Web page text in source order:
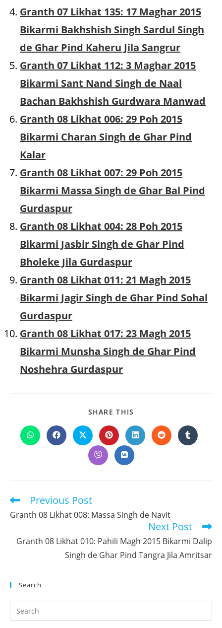
Granth 07 Likhat 135: 17 Maghar 2015
Bikarmi Bakhshish Singh Sardul Singh
de Ghar Pind Kaheru Jila Sangrur
Granth 07 Likhat 112: 3 Maghar 2015
Bikarmi Sant Nand Singh de Naal
Bachan Bakhshish Gurdwara Manwad
Granth 08 Likhat 006: 29 Poh 2015
Bikarmi Charan Singh de Ghar Pind
Kalar
Granth 08 Likhat 007: 29 Poh 2015
Bikarmi Massa Singh de Ghar Bal Pind
Gurdaspur
Granth 08 Likhat 004: 28 Poh 2015
Bikarmi Jasbir Singh de Ghar Pind
Bholeke Jila Gurdaspur
Granth 08 Likhat 011: 21 Magh 2015
Bikarmi Jagir Singh de Ghar Pind Sohal
Gurdaspur
Granth 08 Likhat 017: 23 Magh 2015
Bikarmi Munsha Singh de Ghar Pind
Noshehra Gurdaspur
SHARE THIS
CONTENT
Opens
in
Opens
in
Opens
in
new
window
Opens
in
new
window
Opens
in
Opens
in
Opens
in
Opens
in
Opens
in
Read
articles
Previous Post
Granth 08 Likhat 008: Massa Singh de Navit
Next Post
Granth 08 Likhat 010: Pahili Magh 2015 Bikarmi Dalip
Singh de Ghar Pind Tangra Jila Amritsar
Search